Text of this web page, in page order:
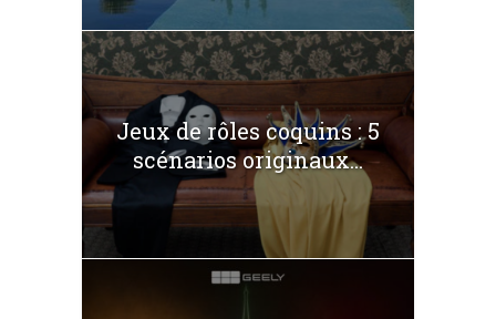
Jeux de rôles coquins : 5
scénarios originaux...